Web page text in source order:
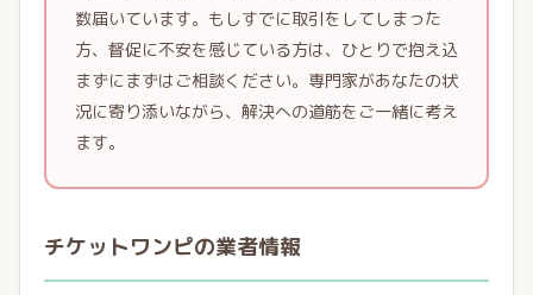
数届いています。もしすでに取引をしてしまった
方、督促に不安を感じている方は、ひとりで抱え込
まずにまずはご相談ください。専門家があなたの状
況に寄り添いながら、解決への道筋をご一緒に考え
ます。
チケットワンピの業者情報